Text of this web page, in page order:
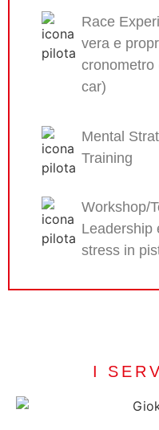
Race
vera e
cronometro
car)
Mental
Training
Workshop/
Leadership
stress in
I